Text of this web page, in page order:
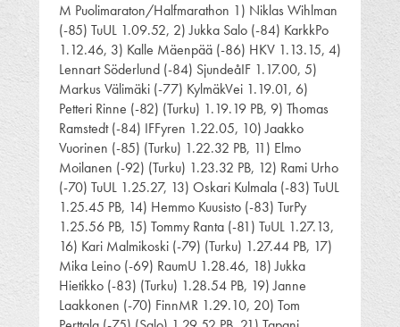
M Puolimaraton/Halfmarathon 1) Niklas Wihlman
(-85) TuUL 1.09.52, 2) Jukka Salo (-84) KarkkPo
1.12.46, 3) Kalle Mäenpää (-86) HKV 1.13.15, 4)
Lennart Söderlund (-84) SjundeåIF 1.17.00, 5)
Markus Välimäki (-77) KylmäkVei 1.19.01, 6)
Petteri Rinne (-82) (Turku) 1.19.19 PB, 9) Thomas
Ramstedt (-84) IFFyren 1.22.05, 10) Jaakko
Vuorinen (-85) (Turku) 1.22.32 PB, 11) Elmo
Moilanen (-92) (Turku) 1.23.32 PB, 12) Rami Urho
(-70) TuUL 1.25.27, 13) Oskari Kulmala (-83) TuUL
1.25.45 PB, 14) Hemmo Kuusisto (-83) TurPy
1.25.56 PB, 15) Tommy Ranta (-81) TuUL 1.27.13,
16) Kari Malmikoski (-79) (Turku) 1.27.44 PB, 17)
Mika Leino (-69) RaumU 1.28.46, 18) Jukka
Hietikko (-83) (Turku) 1.28.54 PB, 19) Janne
Laakkonen (-70) FinnMR 1.29.10, 20) Tom